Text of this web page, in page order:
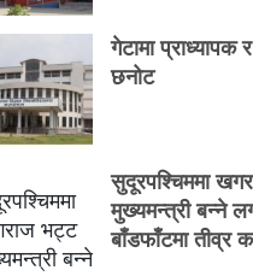
गेटामा प्राध्यापक
छनोट
सुदूरपश्चिममा
मुख्यमन्त्री बन्ने
बाँडफाँटमा तीव्र